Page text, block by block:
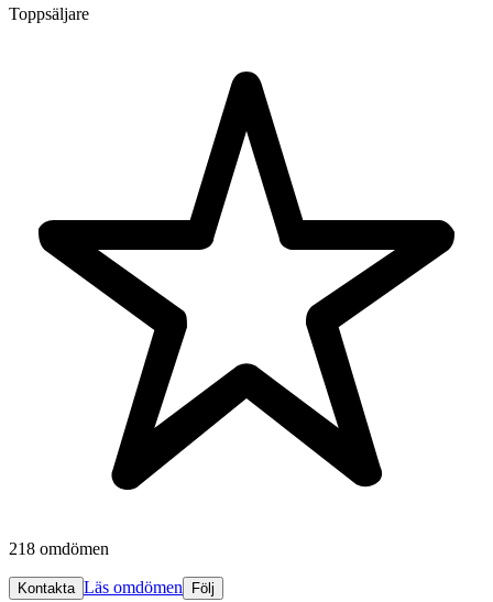
Toppsäljare
218 omdömen
Kontakta Läs omdömen Följ